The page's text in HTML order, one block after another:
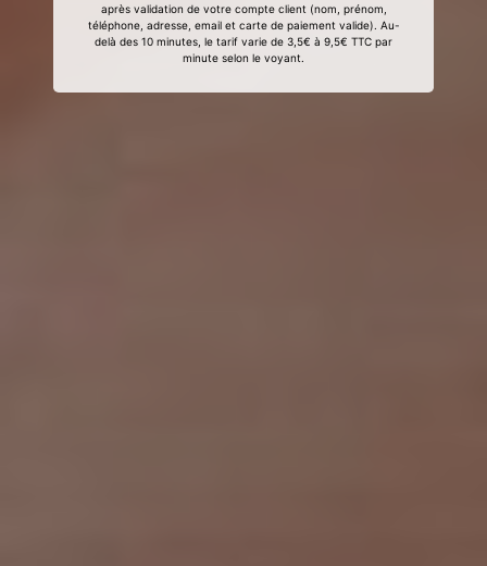
après validation de votre compte client (nom, prénom,
téléphone, adresse, email et carte de paiement valide). Au-
delà des 10 minutes, le tarif varie de 3,5€ à 9,5€ TTC par
minute selon le voyant.